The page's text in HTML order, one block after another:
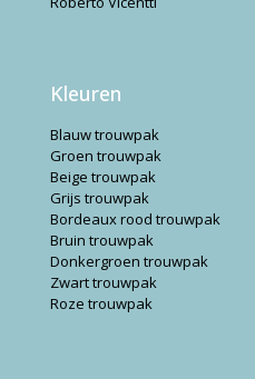
Kleuren
Blauw trouwpak
Groen trouwpak
Beige trouwpak
Grijs trouwpak
Bordeaux rood trouwpak
Bruin trouwpak
Donkergroen trouwpak
Zwart trouwpak
Roze trouwpak